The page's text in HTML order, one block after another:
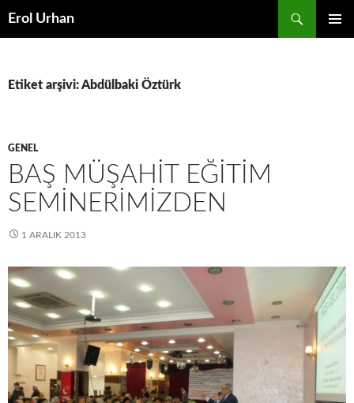
Erol Urhan
Etiket arşivi: Abdülbaki Öztürk
GENEL
BAŞ MÜŞAHIT EĞITIM
SEMINERIMIZDEN
1 ARALIK 2013